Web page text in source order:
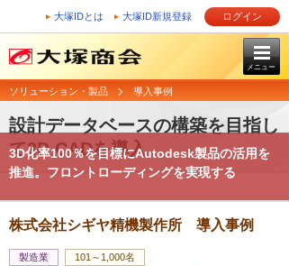
大塚IDとは 大塚ID新規登録 ログイン
メニュー
ソリューション・製品 導入事例
設計データベースの構築を目指し
て3D CADを導入
3D化率100％を目標にAutodesk製品の活用を
推進。フロントローディングを実現する
株式会社シギヤ精機製作所 導入事例
製造業
101～1,000名